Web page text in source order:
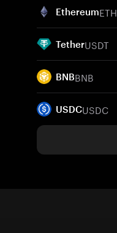
EthereumETH
TetherUSDT
BNBBNB
USDCUSDC